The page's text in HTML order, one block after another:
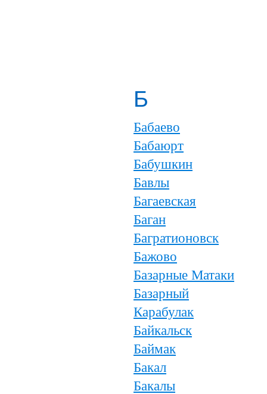
Б
Бабаево
Бабаюрт
Бабушкин
Бавлы
Багаевская
Баган
Багратионовск
Бажово
Базарные Матаки
Базарный
Карабулак
Байкальск
Баймак
Бакал
Бакалы